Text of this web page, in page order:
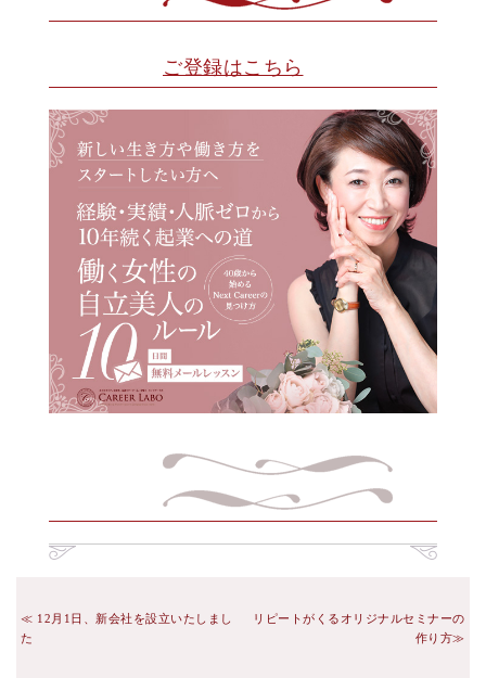
ご登録はこちら
12月1日、新会社を設立いたしまし
た
リピートがくるオリジナルセミナーの
作り方